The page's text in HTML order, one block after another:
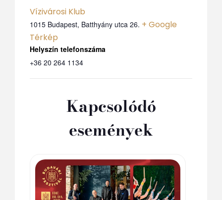
Vízivárosi Klub
1015 Budapest, Batthyány utca 26. + Google
Térkép
+36 20 264 1134
Kapcsolódó
események